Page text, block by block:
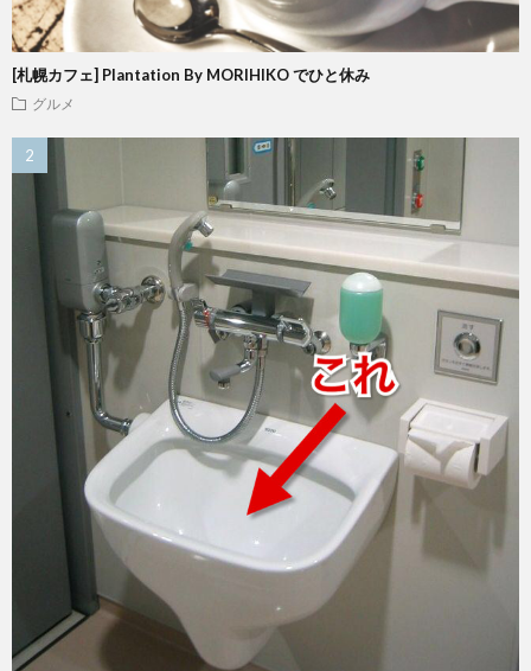
[札幌カフェ] Plantation By MORIHIKO でひと休み
グルメ